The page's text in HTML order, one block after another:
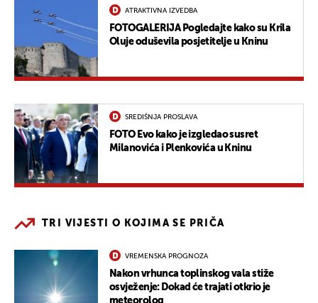
ATRAKTIVNA IZVEDBA
FOTOGALERIJA Pogledajte kako su Krila
Oluje oduševila posjetitelje u Kninu
SREDIŠNJA PROSLAVA
FOTO Evo kako je izgledao susret
Milanovića i Plenkovića u Kninu
TRI VIJESTI O KOJIMA SE PRIČA
VREMENSKA PROGNOZA
Nakon vrhunca toplinskog vala stiže
osvježenje: Dokad će trajati otkrio je
meteorolog